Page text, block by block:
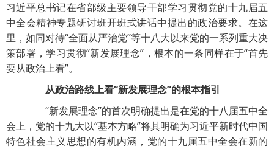
习近平总书记在省部级主要领导干部学习贯彻党的十九届五
中全会精神专题研讨班开班式讲话中提出的政治要求。在这
里，如同对待“全面从严治党”等十八大以来党的一系列重大决
策部署，学习贯彻“新发展理念”，根本的一条同样在于“首先
要从政治上看”。
从政治路线上看“新发展理念”的根本指引
“新发展理念”的首次明确提出是在党的十八届五中全
会上，党的十九大以“基本方略”将其明确为习近平新时代中国
特色社会主义思想的有机内涵，党的十九届五中全会在新的